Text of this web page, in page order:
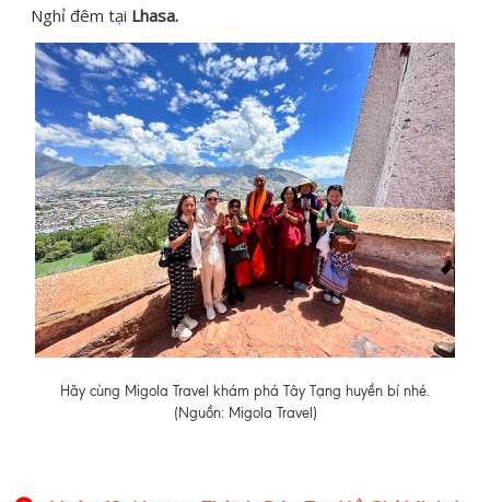
Nghỉ đêm tại Lhasa.
Hãy cùng Migola Travel khám phá Tây Tạng huyền bí nhé.
(Nguồn: Migola Travel)